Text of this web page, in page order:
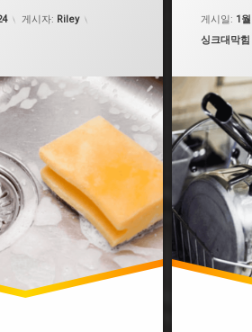
업데이트 날짜:
게시자: Riley
킹소다
게시일: 1
카테고리:
싱크대막힘
대전 싱크대
부산 싱크대막
싱크대 막혔
싱크대 막혔
싱크대 막힘
싱크대 막힘
싱크대 막힘
싱크대 막힘
싱크대 막힘
싱크대 막힘
싱크대개수